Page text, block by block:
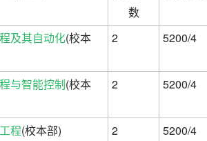
数
及其自动化(校本
2 5200/4
与智能控制(校本
2 5200/4
程(校本部) 2 5200/4